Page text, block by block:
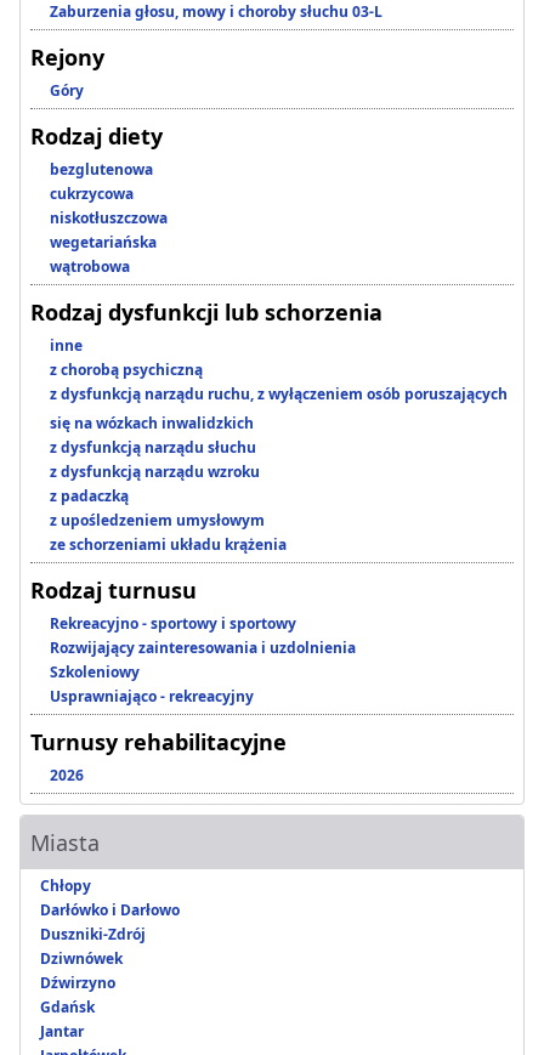
Zaburzenia głosu, mowy i choroby słuchu 03-L
Rejony
Góry
Rodzaj diety
bezglutenowa
cukrzycowa
niskotłuszczowa
wegetariańska
wątrobowa
Rodzaj dysfunkcji lub schorzenia
inne
z chorobą psychiczną
z dysfunkcją narządu ruchu, z wyłączeniem osób poruszających
się na wózkach inwalidzkich
z dysfunkcją narządu słuchu
z dysfunkcją narządu wzroku
z padaczką
z upośledzeniem umysłowym
ze schorzeniami układu krążenia
Rodzaj turnusu
Rekreacyjno - sportowy i sportowy
Rozwijający zainteresowania i uzdolnienia
Szkoleniowy
Usprawniająco - rekreacyjny
Turnusy rehabilitacyjne
2026
Miasta
Chłopy
Darłówko i Darłowo
Duszniki-Zdrój
Dziwnówek
Dźwirzyno
Gdańsk
Jantar